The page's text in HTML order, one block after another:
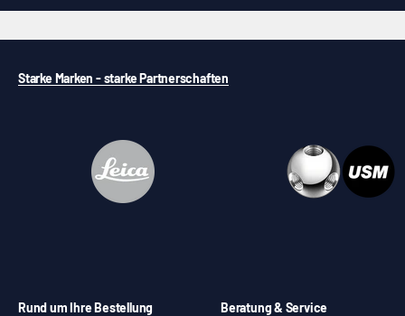
Starke Marken - starke Partnerschaften
Rund um Ihre Bestellung Beratung & Service